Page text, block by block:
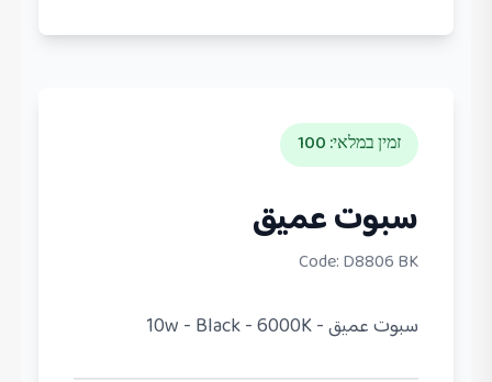
זמין במלאי:
100
سبوت عميق
Code:D8806 BK
سبوت عميق - 10w - Black - 6000K